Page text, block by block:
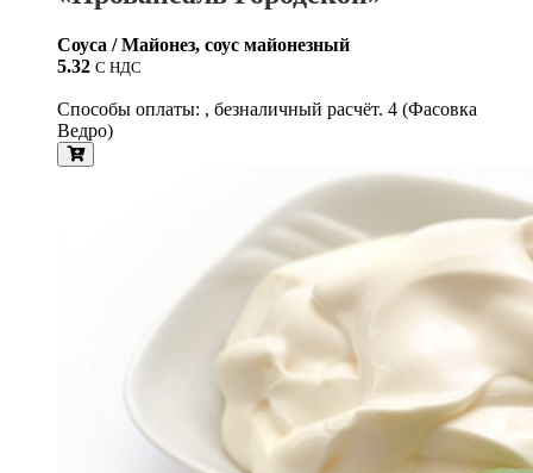
Соуса / Майонез, соус майонезный
5.32 С НДС
Способы оплаты: , безналичный расчёт. 4 (Фасовка
Ведро)